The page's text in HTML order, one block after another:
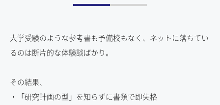
大学受験のような参考書も予備校もなく、ネットに落ちてい
るのは断片的な体験談ばかり。
その結果、
・「研究計画の型」を知らずに書類で即失格